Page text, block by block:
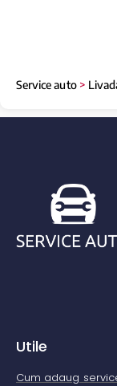
Service auto>
Utile
Cum adaug